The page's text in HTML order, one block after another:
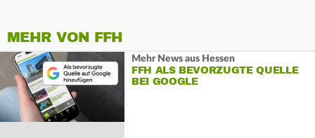
MEHR VON FFH
Mehr News aus Hessen
FFH ALS BEVORZUGTE QUELLE
BEI GOOGLE